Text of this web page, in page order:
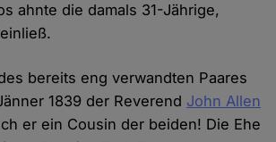
ahnte die damals 31-Jährige,
bereits eng verwandten Paares
1839 der Reverend John Allen
er ein Cousin der beiden! Die Ehe